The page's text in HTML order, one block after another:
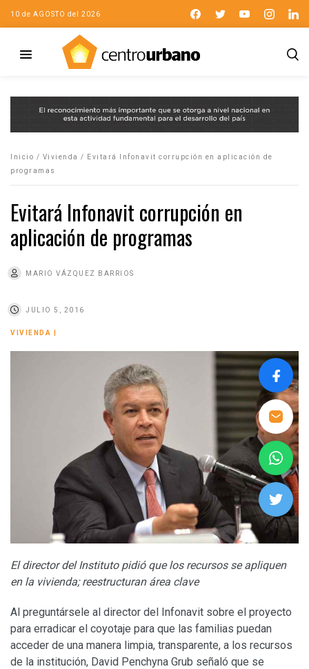
10 de AGOSTO del 2026
Inicio / Vivienda /
Evitará Infonavit corrupción en aplicación de
programas
Evitará Infonavit corrupción en
aplicación de programas
MARIO VÁZQUEZ BARRIOS
JULIO 5, 2016
VIVIENDA
El director del Instituto pidió que los recursos se apliquen
en la vivienda; reestructuran área clave
Al preguntársele al director del Infonavit sobre el proyecto
para erradicar el coyotaje para que las familias puedan
acceder de una manera limpia, transparente, a los recursos
de la institución, David Penchyna Grub señaló que se